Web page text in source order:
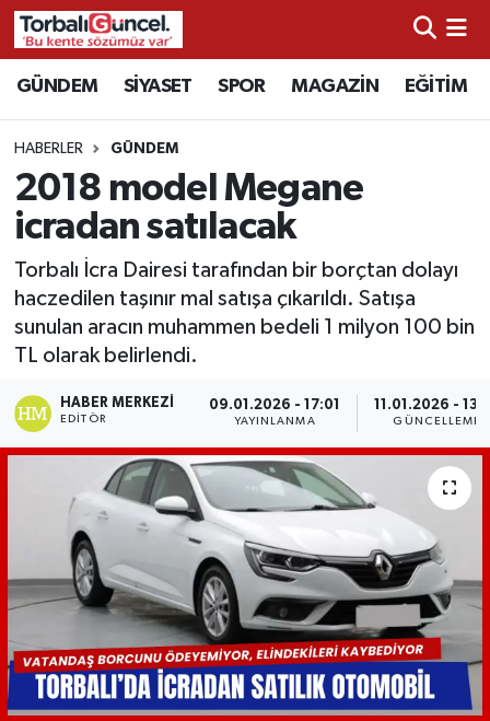
GÜNDEM SİYASET SPOR MAGAZİN EĞİTİM
HABERLER GÜNDEM
2018 model Megane
icradan satılacak
Torbalı İcra Dairesi tarafından bir borçtan dolayı
haczedilen taşınır mal satışa çıkarıldı. Satışa
sunulan aracın muhammen bedeli 1 milyon 100 bin
TL olarak belirlendi.
HABER MERKEZI
EDITÖR
09.01.2026 - 17:01
YAYINLANMA
11.01.2026 -
GÜNCELLEME
İzmir Nöbetçi Eczaneler
İzmir Hava Durumu
İzmir Namaz Vakitleri
Süper Lig Puan Durumu ve Fikstür
Tüm Manşetler
Son Dakika Haberleri
Haber Arşivi